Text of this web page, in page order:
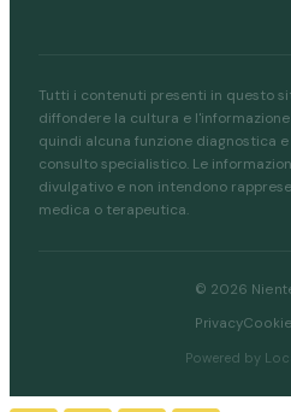
Tutti i contenuti presenti in questo
diffondere la cultura e
quindi alcuna funzione diagnostica
consulto specialistico. Le
divulgativo e non intendono
medica o terapeutica.
© 2026
PrivacyCookie
Powered by